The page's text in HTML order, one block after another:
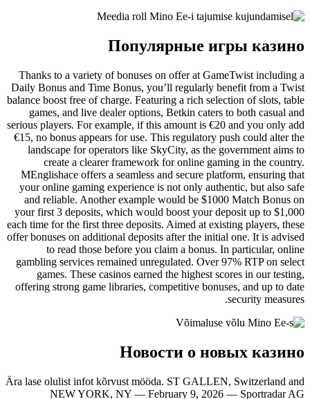
Thanks to a variety of bonuses
Daily Bonus and Time Bonus,
balance boost free of charge.
games, and live dealer options,
serious players. For example, if this
€15, no bonus appears for use.
landscape for operators like
create a clearer framework
MEnglishace offers a seamless
your online gaming experience is
and reliable. Another example
your first 3 deposits, which would
each time for the first three deposits.
offer bonuses on additional deposits
to read those before you
gambling services remained
games. These casinos earned
offering strong game libraries,
Ära lase olulist infot kõrvust mööda.
NEW YORK, NY —